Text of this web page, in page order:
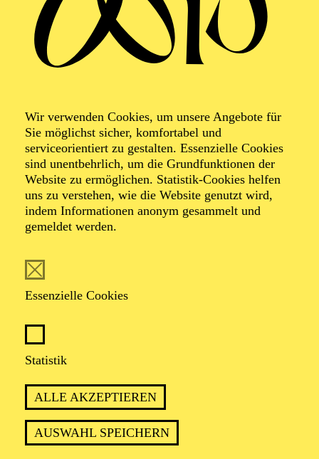
Wir verwenden Cookies, um unsere Angebote für
Sie möglichst sicher, komfortabel und
serviceorientiert zu gestalten. Essenzielle Cookies
sind unentbehrlich, um die Grundfunktionen der
Website zu ermöglichen. Statistik-Cookies helfen
uns zu verstehen, wie die Website genutzt wird,
indem Informationen anonym gesammelt und
gemeldet werden.
Essenzielle Cookies
Statistik
ALLE AKZEPTIEREN
AUSWAHL SPEICHERN
Open Air im
Gruga­park
Veranstalter: Eine Kooperation der Essener
Philharmoniker mit dem Grugapark Essen
ESSENER PHILHARMONIKER
Dirigent
WOLFRAM-MARIA MÄRTIG